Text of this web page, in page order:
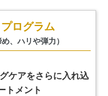
ログラム
、ハリや弾力）
ケアをさらに入れ込
トメント